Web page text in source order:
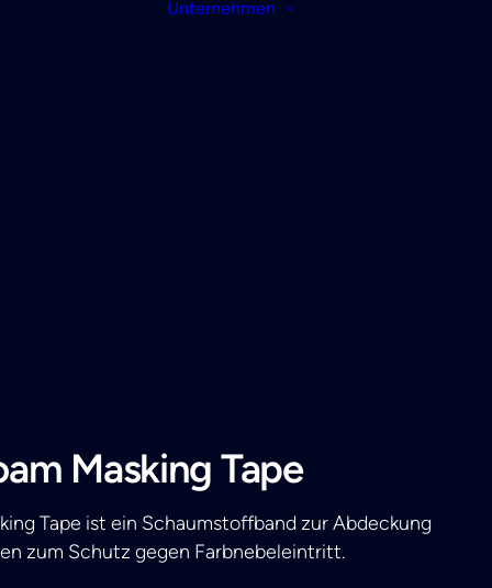
Unternehmen
Masking Tape
Tape ist ein Schaumstoffband zur Abdeckung
zum Schutz gegen Farbnebeleintritt.